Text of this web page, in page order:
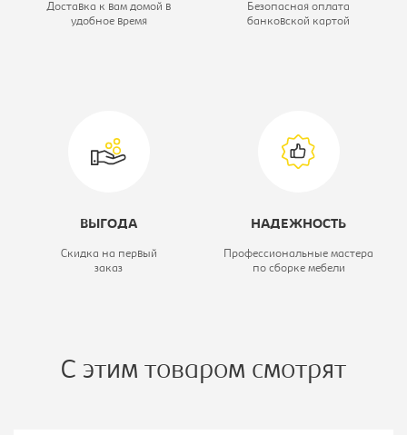
дверный
1690
Доставка к вам домой в
удобное время
Безопасная оплата
банковской картой
ВЫГОДА
Скидка на первый
заказ
НАДЕЖНОСТЬ
Профессиональные мастера
по сборке мебели
С этим товаром смотрят